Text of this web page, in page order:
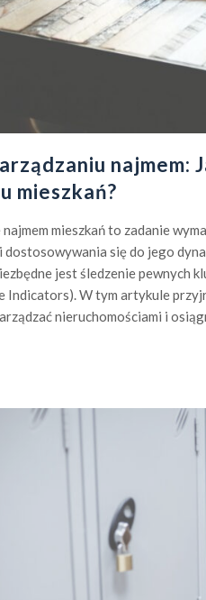
najmem:
mieszkań?
mieszkań to zadanie
się do jego
jest śledzenie pewnych
Indicators). W tym artykule
nieruchomościami i